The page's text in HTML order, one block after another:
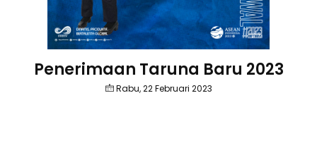
Penerimaan Taruna Baru 2023
Rabu, 22 Februari 2023